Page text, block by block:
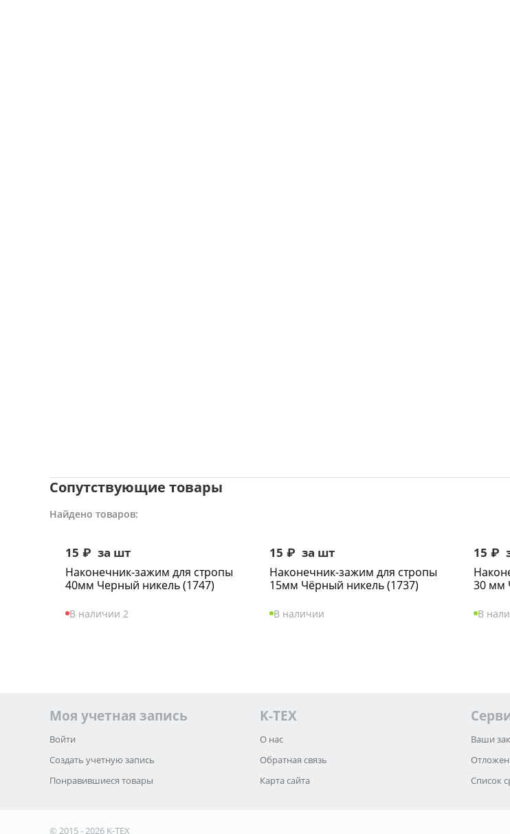
Сопутствующие товары
Найдено товаров:
15 ₽ за шт
Наконечник-зажим для стропы
40мм Черный никель (1747)
В наличии 2
15 ₽ за шт
Наконечник-зажим для стропы
15мм Чёрный никель (1737)
В наличии
15 ₽
30 мм
В
Моя учетная запись
Войти
Создать учетную запись
Понравившиеся товары
K-TEX
О нас
Обратная связь
Карта сайта
Ваши
Список
© 2015 - 2026 K-TEX